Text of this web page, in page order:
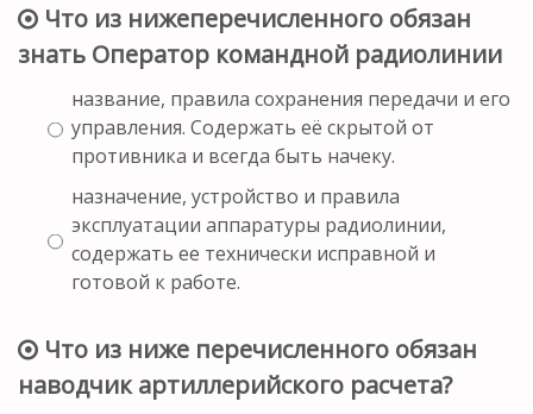
Что из нижеперечисленного обязан
знать Оператор командной радиолинии
название, правила сохранения передачи и его
управления. Содержать её скрытой от
противника и всегда быть начеку.
назначение, устройство и правила
эксплуатации аппаратуры радиолинии,
содержать ее технически исправной и
готовой к работе.
Что из ниже перечисленного обязан
наводчик артиллерийского расчета?